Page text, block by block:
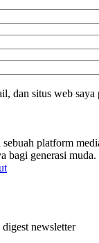
dan situs web
platform
bagi generasi
newsletter